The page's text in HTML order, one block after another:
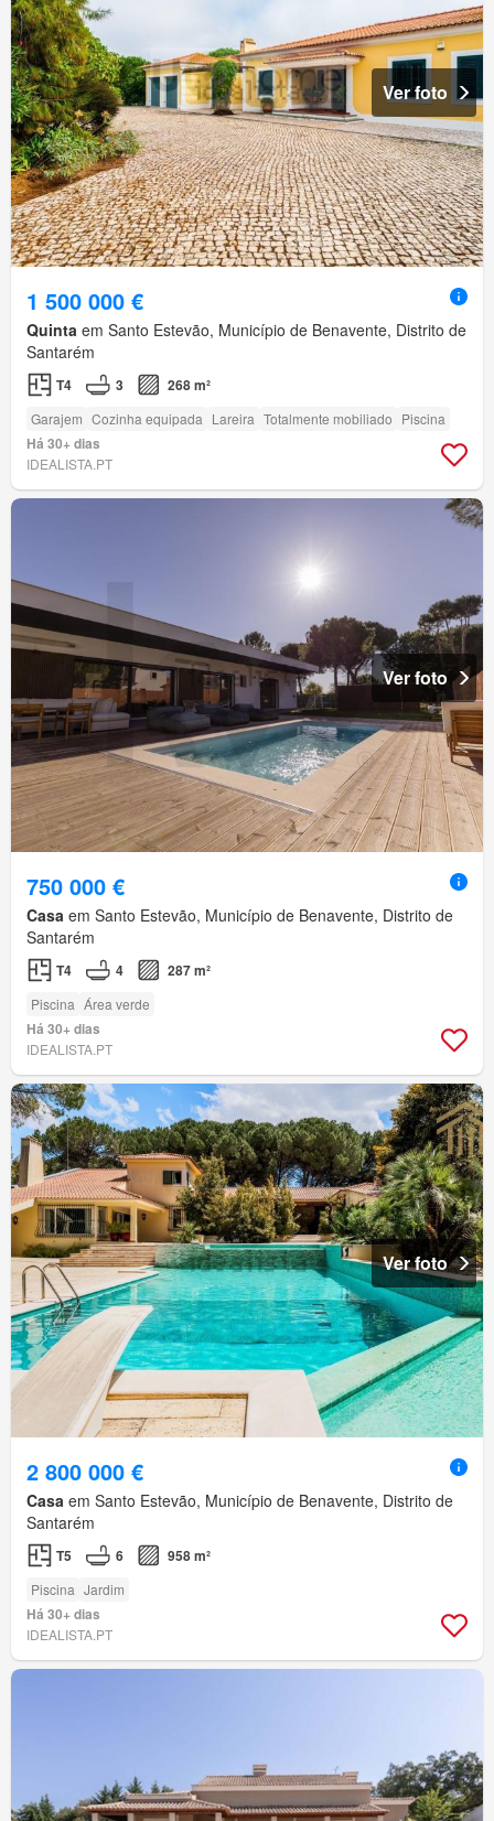
Ver foto
1 500 000 €
Quinta em Santo Estevão, Município de Benavente, Distrito de
Santarém
T4 3 268 m²
Garajem Cozinha equipada Lareira Totalmente mobiliado Piscina
Há 30+ dias
IDEALISTA.PT
Ver foto
750 000 €
Casa em Santo Estevão, Município de Benavente, Distrito de
Santarém
T4 4 287 m²
Piscina Área verde
Há 30+ dias
IDEALISTA.PT
Ver foto
2 800 000 €
Casa em Santo Estevão, Município de Benavente, Distrito de
Santarém
T5 6 958 m²
Piscina Jardim
Há 30+ dias
IDEALISTA.PT